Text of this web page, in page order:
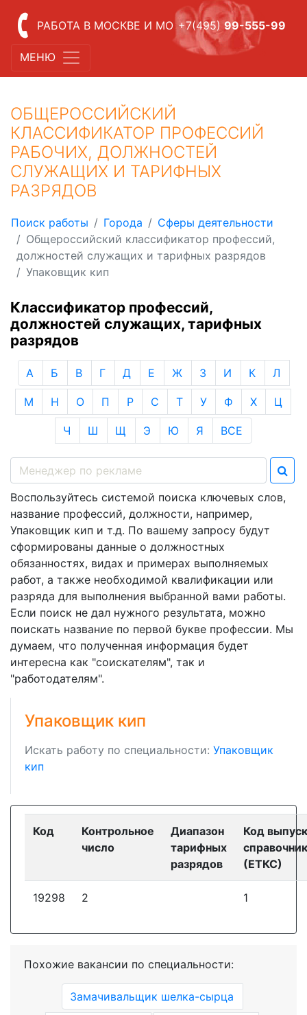
РАБОТА В МОСКВЕ И МО +7(495) 99-555-99
МЕНЮ
ОБЩЕРОССИЙСКИЙ
КЛАССИФИКАТОР ПРОФЕССИЙ
РАБОЧИХ, ДОЛЖНОСТЕЙ
СЛУЖАЩИХ И ТАРИФНЫХ
РАЗРЯДОВ
Поиск работы Города
Сферы деятельности
Общероссийский классификатор профессий,
должностей служащих и тарифных разрядов
Упаковщик кип
Классификатор профессий,
должностей служащих, тарифных
разрядов
А Б В Г Д Е Ж З И К Л
М Н О П Р С Т У Ф Х Ц
Ч Ш Щ Э Ю Я ВСЕ
Воспользуйтесь системой поиска ключевых слов,
название профессий, должности, например,
Упаковщик кип и т.д. По вашему запросу будут
сформированы данные о должностных
обязанностях, видах и примерах выполняемых
работ, а также необходимой квалификации или
разряда для выполнения выбранной вами работы.
Если поиск не дал нужного результата, можно
поискать название по первой букве профессии. Мы
думаем, что полученная информация будет
интересна как "соискателям", так и
"работодателям".
Упаковщик кип
Искать работу по специальности: Упаковщик
кип
Код
Контрольное
число
Диапазон
тарифных
разрядов
Код
(ЕТКС)
19298 2 1
Похожие вакансии по специальности:
Замачивальщик шелка-сырца